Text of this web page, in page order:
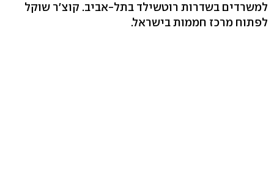
למשרדים בשדרות רוטשילד בתל-אביב. קוצ'ר שוקל
לפתוח מרכז חממות בישראל.